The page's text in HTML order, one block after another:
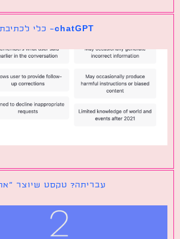
chatGPT- כלי לכתיבת פוסטים?
עבריתה? טקסט שיוצר ״אתר